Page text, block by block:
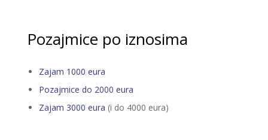
Pozajmice po iznosima
Zajam 1000 eura
Pozajmice do 2000 eura
Zajam 3000 eura (i do 4000 eura)